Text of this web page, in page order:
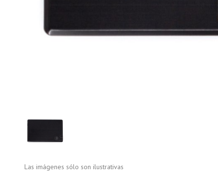
Las imágenes sólo son ilustrativas